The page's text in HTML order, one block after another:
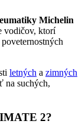
Michelin
vodičov, ktorí
letných a zimných
na suchých,
2?